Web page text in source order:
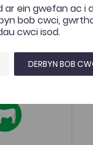
Add to favourites
Add to favourites
gwmni
hyd, ac yn
ac
ar ein gwefan ac i
bob cwci,
cwci isod.
DERBYN BOB